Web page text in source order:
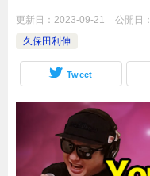
更新日： 2023-09-21 公開日：
久保田利伸
Tweet